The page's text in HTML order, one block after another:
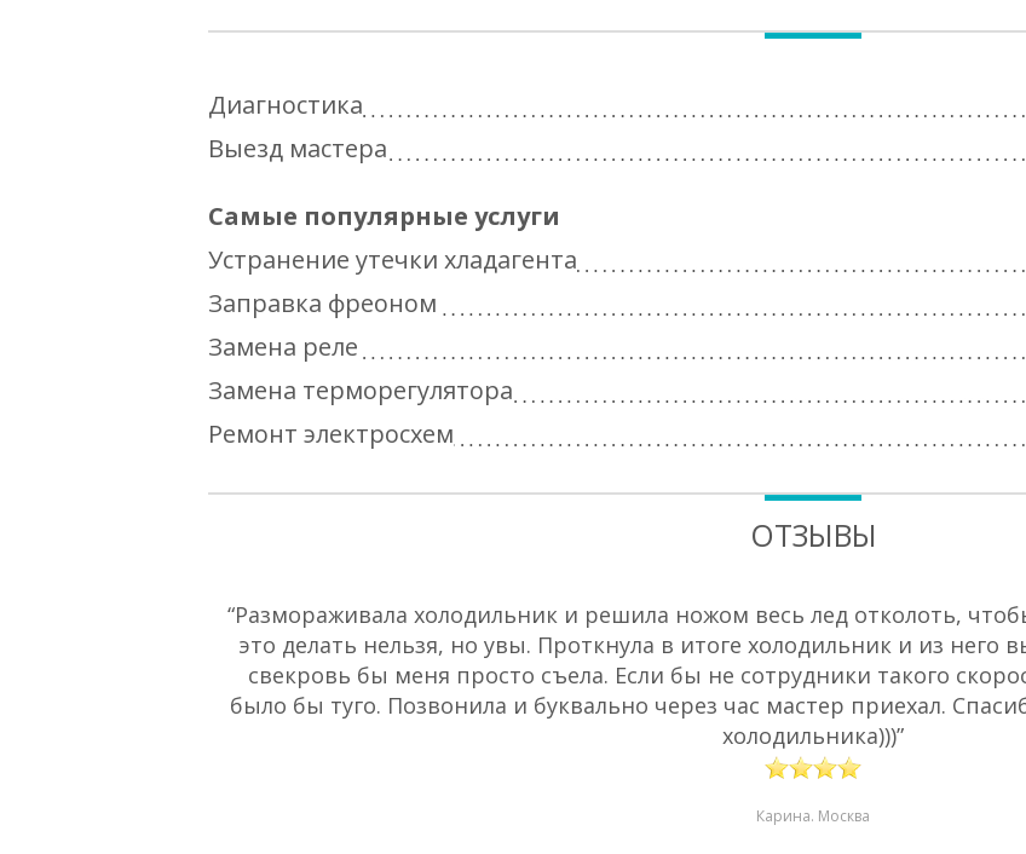
Диагностика
Выезд мастера
Самые популярные услуги
Устранение утечки хладагента
Заправка фреоном
Замена реле
Замена терморегулятора
Ремонт электросхем
ОТЗЫВЫ
“Размораживала холодильник и решила ножом весь лед отколоть,
это делать нельзя, но увы. Проткнула в итоге холодильник и из него
свекровь бы меня просто съела. Если бы не сотрудники такого
было бы туго. Позвонила и буквально через час мастер приехал.
холодильника)))”
Карина. Москва